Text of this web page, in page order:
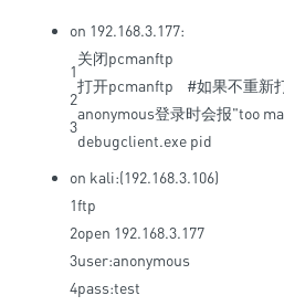
on 192.168.3.177:
1
2
3
关闭pcmanftp
打开pcmanftp
#如果不重新
anonymous登录时会报"too
debugclient.exe pid
on kali:(192.168.3.106)
1
2
3
4
ftp
open 192.168.3.177
user:anonymous
pass:test